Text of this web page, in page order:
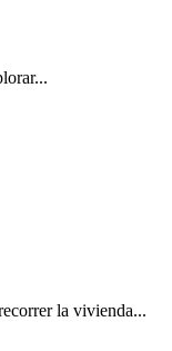
la vivienda...